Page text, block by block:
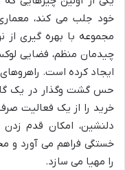
خود جلب می کند،
مجموعه با بهره گیری از
چیدمان منظم، فضایی
ایجاد کرده است.
حس گشت وگذار در یک
خرید را از یک فعالیت
دلنشین، امکان قدم
خستگی فراهم می آورد و
را مهیا می سازد.